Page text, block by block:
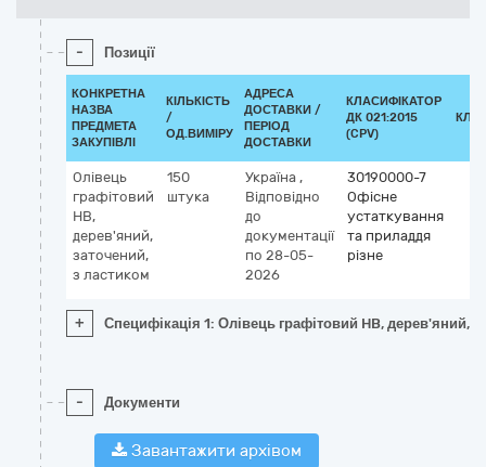
- Позиції
КОНКРЕТНА
НАЗВА
ПРЕДМЕТА
ЗАКУПІВЛІ
КІЛЬКІСТЬ
/
ОД.ВИМІРУ
АДРЕСА
ДОСТАВКИ /
ПЕРІОД
ДОСТАВКИ
КЛАСИФІКАТОР
ДК 021:2015
(CPV)
Олівець
графітовий
HB,
дерев'яний,
заточений,
з ластиком
150
штука
Україна ,
Відповідно
до
документації
по 28-05-
2026
30190000-7
Офісне
устаткування
та приладдя
різне
+ Специфікація 1: Олівець графітовий HB, дерев'яний,
- Документи
Завантажити архівом